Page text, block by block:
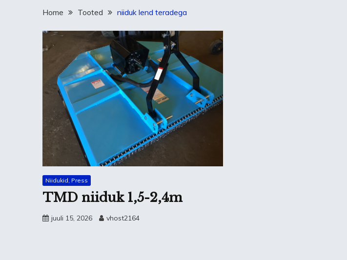
Home Tooted niiduk lend teradega
Niidukid, Press
TMD niiduk 1,5-2,4m
juuli 15, 2026 vhost2164